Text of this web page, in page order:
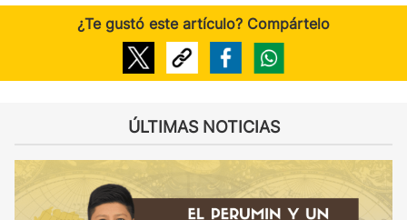
¿Te gustó este artículo? Compártelo
ÚLTIMAS NOTICIAS